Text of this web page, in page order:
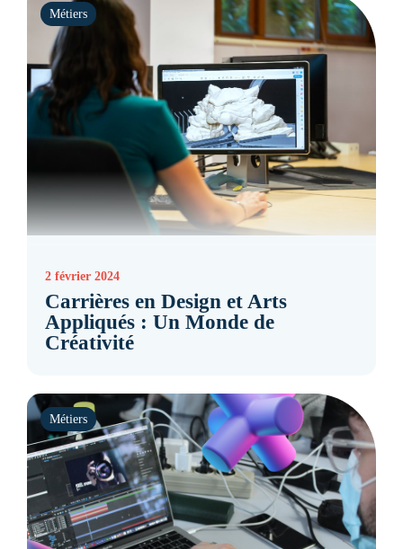
Métiers
2 février 2024
Carrières en Design et Arts
Appliqués : Un Monde de
Créativité
Métiers